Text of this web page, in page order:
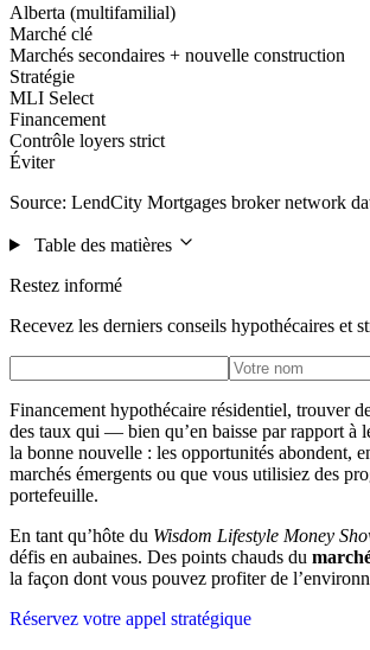
Alberta (multifamilial)
Marché clé
Marchés secondaires + nouvelle construction
Stratégie
MLI Select
Financement
Contrôle loyers strict
Éviter
Source: LendCity Mortgages broker network
Table des matières
Restez informé
Recevez les derniers conseils hypothécaires et
Financement hypothécaire résidentiel, trouver
des taux qui — bien qu’en baisse par rapport à
la bonne nouvelle : les opportunités abondent,
marchés émergents ou que vous utilisiez des
portefeuille.
En tant qu’hôte du Wisdom Lifestyle Money
défis en aubaines. Des points chauds du
la façon dont vous pouvez profiter de
Réservez votre appel stratégique